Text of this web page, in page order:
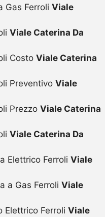
Gas Ferroli Viale
Viale Caterina Da
Costo Viale Caterina
Preventivo Viale
Prezzo Viale Caterina
Viale Caterina Da
Elettrico Ferroli Viale
a Gas Ferroli Viale
Elettrico Ferroli Viale